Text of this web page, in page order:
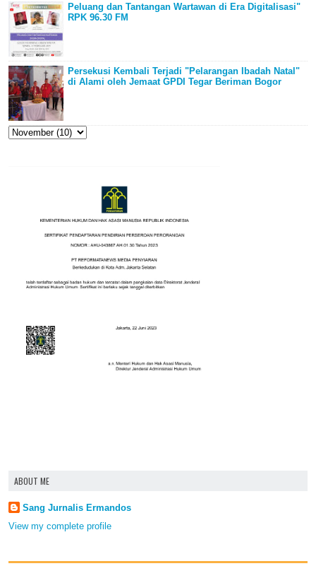
Peluang dan Tantangan Wartawan di Era Digitalisasi"
RPK 96.30 FM
Persekusi Kembali Terjadi "Pelarangan Ibadah Natal"
di Alami oleh Jemaat GPDI Tegar Beriman Bogor
ABOUT ME
Sang Jurnalis Ermandos
View my complete profile